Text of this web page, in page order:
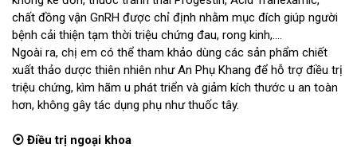
chất đồng vận GnRH được chỉ định nhằm mục đích giúp người
bệnh cải thiện tạm thời triệu chứng đau, rong kinh,....
Ngoài ra, chị em có thể tham khảo dùng các sản phẩm chiết
xuất thảo dược thiên nhiên như An Phụ Khang để hỗ trợ điều trị
triệu chứng, kìm hãm u phát triển và giảm kích thước u an toàn
hơn, không gây tác dụng phụ như thuốc tây.
⦿ Điều trị ngoại khoa